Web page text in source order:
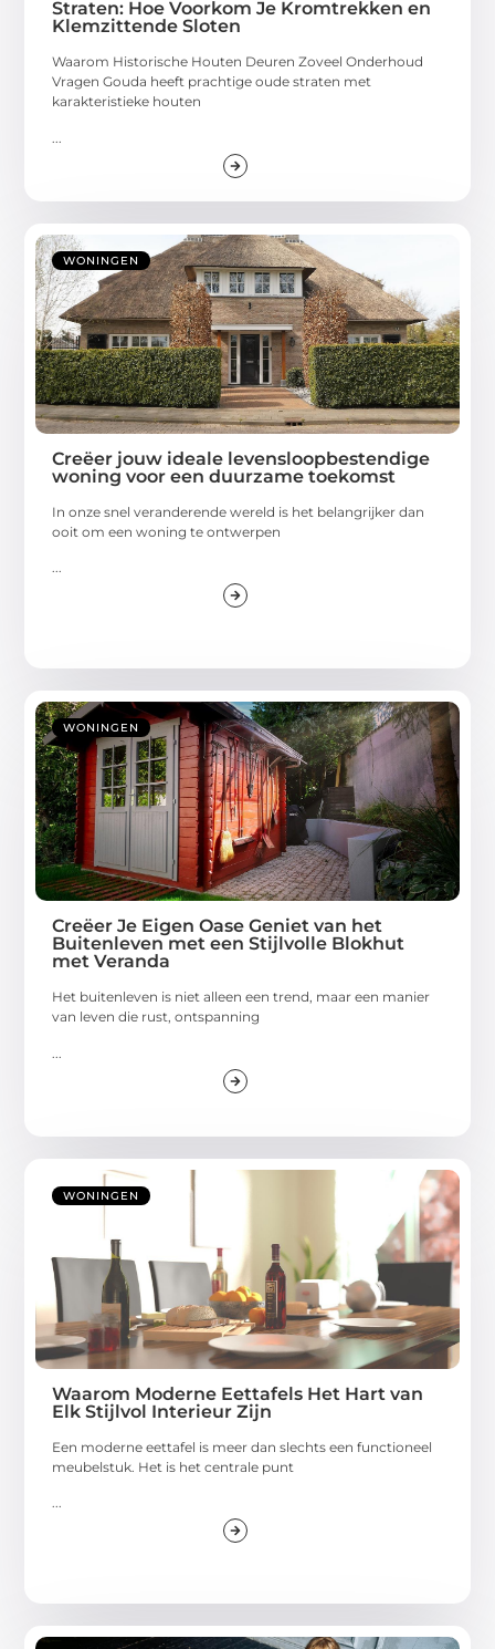
Straten: Hoe Voorkom Je Kromtrekken en
Klemzittende Sloten
Waarom Historische Houten Deuren Zoveel Onderhoud
Vragen Gouda heeft prachtige oude straten met
karakteristieke houten
WONINGEN
Creëer jouw ideale levensloopbestendige
woning voor een duurzame toekomst
In onze snel veranderende wereld is het belangrijker dan
ooit om een woning te ontwerpen
...
WONINGEN
Creëer Je Eigen Oase Geniet van het
Buitenleven met een Stijlvolle Blokhut
met Veranda
Het buitenleven is niet alleen een trend, maar een manier
van leven die rust, ontspanning
WONINGEN
Waarom Moderne Eettafels Het Hart van
Elk Stijlvol Interieur Zijn
Een moderne eettafel is meer dan slechts een functioneel
meubelstuk. Het is het centrale punt